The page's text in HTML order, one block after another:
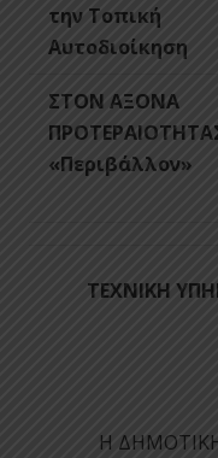
την Τοπική
Αυτοδιοίκηση
ΣΤΟΝ ΑΞΟΝΑ
«Περιβάλλον»
ΤΕΧΝΙΚΗ
Η